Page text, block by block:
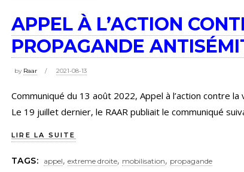
APPEL À L’ACTION
PROPAGANDE
by Raar 2021-08-13
Communiqué du 13 août 2022, Appel à l’action contre
Le 19 juillet dernier, le RAAR publiait le communiqué
LIRE LA SUITE
TAGS: appel,extreme droite, mobilisation, propagande